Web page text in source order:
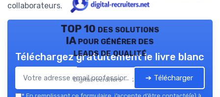
collaborateurs.
TOP 10 des solutions
IA pour générer des
leads de qualité
Digital recruiters — 2026
Téléchargez gratuitement le livre blanc
➔ Télécharger